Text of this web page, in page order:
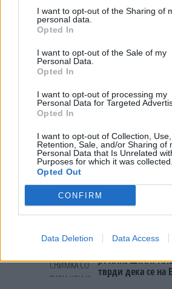
I want to opt-out of the Sharing of
personal data.
Opted In
I want to opt-out of the Sale of my
Personal Data.
Opted In
I want to opt-out of processing my
Personal Data for Targeted
Opted In
I want to opt-out of Collection, Use,
Retention, Sale, and/or Sharing of
Personal Data that Is Unrelated
Purposes for which it was collected.
Opted Out
CONFIRM
Data Deletion Data Access
е пензиониран,
откако му го
Исчезнаа
Пакистан- меѓу
Непалец
БЕЛ ШТРАЈК НА
Вака не било
чека и пет часа
ЈА НАПУШТААТ
тврди дека се на